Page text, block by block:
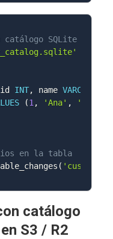
catálogo SQLite +
id INT, name VARCHAR
(1 , 'Ana' , 'SV'
en la tabla
(
catálogo
S3 / R2